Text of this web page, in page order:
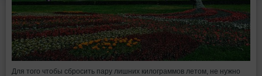
Для того чтобы сбросить пару лишних килограммов летом, не нужно